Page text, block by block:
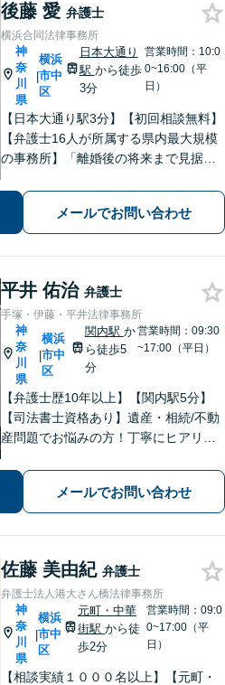
後藤 愛 弁護士
横浜合同法律事務所
神
奈
川
県
|
横浜
市中
区
日本大通り
駅 から徒歩
3分
営業時間：10:0
0~16:00（平
日）
【日本大通り駅3分】【初回相談無料】
【弁護士16人が所属する県内最大規模
の事務所】「離婚後の将来まで見据え
適な解決策を見つけましょう」「幅広
い相続問題に対応する豊富な実績」
「相続登記義務化に対応」【WEB面談
対応】
メールでお問い合わせ
平井 佑治 弁護士
手塚・伊藤・平井法律事務所
神
奈
川
県
|
横浜
市中
区
関内駅 か
ら徒歩5
分
営業時間：09:30
~17:00（平日）
【弁護士歴10年以上】【関内駅5分】
【司法書士資格あり】遺産・相続/不動
産問題でお悩みの方！丁寧にヒアリン
【関内駅徒歩5分】【初回面談無料】
【夜間/休日対応可能】
メールでお問い合わせ
佐藤 美由紀 弁護士
弁護士法人港大さん橋法律事務所
神
奈
川
県
|
横浜
市中
区
元町・中華
街駅 から徒
歩2分
営業時間：09:0
0~17:00（平
日）
【相談実績１０００名以上】【元町・